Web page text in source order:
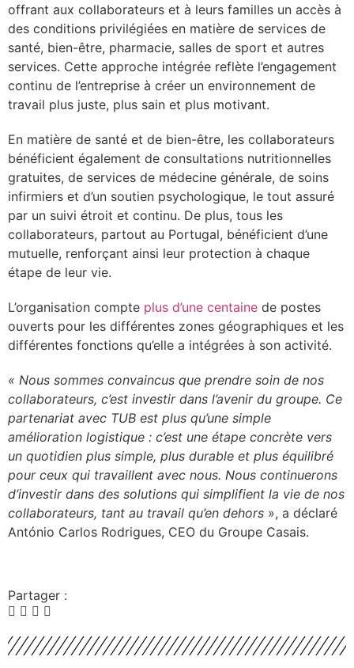
offrant aux collaborateurs et à leurs familles un accès à
des conditions privilégiées en matière de services de
santé, bien-être, pharmacie, salles de sport et autres
services. Cette approche intégrée reflète l’engagement
continu de l’entreprise à créer un environnement de
travail plus juste, plus sain et plus motivant.
En matière de santé et de bien-être, les collaborateurs
bénéficient également de consultations nutritionnelles
gratuites, de services de médecine générale, de soins
infirmiers et d’un soutien psychologique, le tout assuré
par un suivi étroit et continu. De plus, tous les
collaborateurs, partout au Portugal, bénéficient d’une
mutuelle, renforçant ainsi leur protection à chaque
étape de leur vie.
L’organisation compte plus d’une centaine de postes
ouverts pour les différentes zones géographiques et les
différentes fonctions qu’elle a intégrées à son activité.
« Nous sommes convaincus que prendre soin de nos
collaborateurs, c’est investir dans l’avenir du groupe. Ce
partenariat avec TUB est plus qu’une simple
amélioration logistique : c’est une étape concrète vers
un quotidien plus simple, plus durable et plus équilibré
pour ceux qui travaillent avec nous. Nous continuerons
d’investir dans des solutions qui simplifient la vie de nos
collaborateurs, tant au travail qu’en dehors », a déclaré
António Carlos Rodrigues, CEO du Groupe Casais.
Partager :